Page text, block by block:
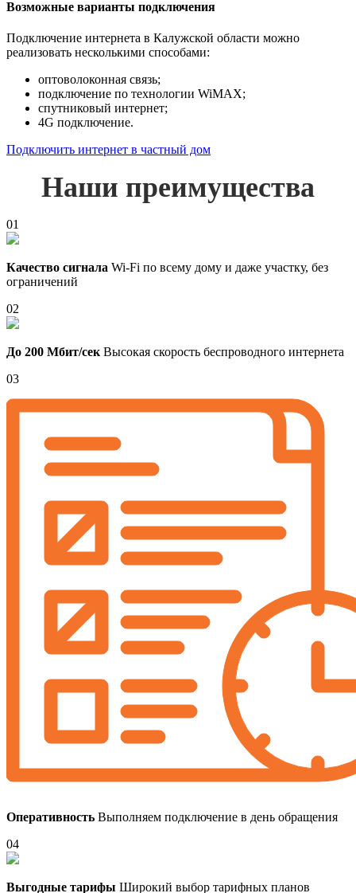
Возможные варианты подключения
Подключение интернета в Калужской области можно
реализовать несколькими способами:
оптоволоконная связь;
подключение по технологии WiMAX;
спутниковый интернет;
4G подключение.
Подключить интернет в частный дом
Наши преимущества
01
Качество сигнала Wi-Fi по всему дому и даже участку, без
ограничений
02
До 200 Мбит/сек Высокая скорость беспроводного интернета
03
Оперативность Выполняем подключение в день обращения
04
Выгодные тарифы Широкий выбор тарифных планов